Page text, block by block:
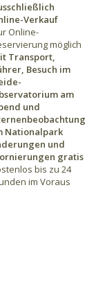
Verkauf
Online-
möglich
Transport,
Besuch im
am
und
Nationalpark
und
gratis
bis zu 24
im Voraus